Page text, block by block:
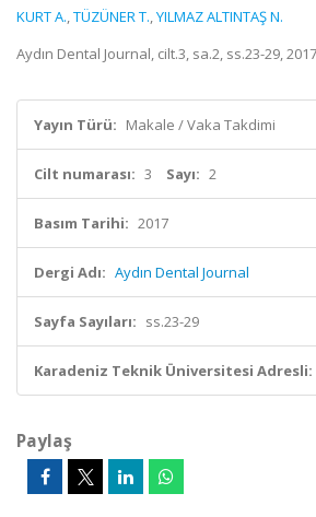
KURT A.,TÜZÜNER T.,YILMAZ ALTINTAŞ N.
Aydın Dental Journal, cilt.3, sa.2, ss.23-29,
Yayın Türü: Makale / Vaka Takdimi
Cilt numarası: 3 Sayı: 2
Basım Tarihi: 2017
Dergi Adı: Aydın Dental Journal
Sayfa Sayıları: ss.23-29
Karadeniz Teknik Üniversitesi Adresli:
Paylaş